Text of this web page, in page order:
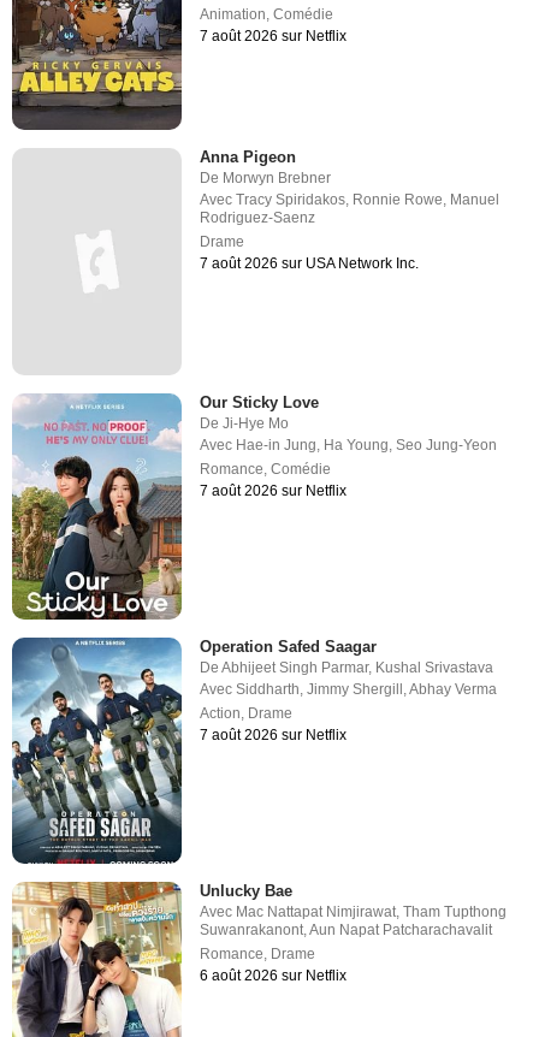
Animation,Comédie
7 août 2026 sur Netflix
Anna Pigeon
De Morwyn Brebner
AvecTracy Spiridakos, Ronnie Rowe, Manuel
Rodriguez-Saenz
Drame
7 août 2026 sur USA Network Inc.
Our Sticky Love
DeJi-Hye Mo
Avec Hae-in Jung Ha Young ,Seo Jung-Yeon
Romance ,Comédie
7 août 2026 sur Netflix
Operation Safed Saagar
DeAbhijeet Singh Parmar, Kushal Srivastava
AvecSiddharth,Jimmy Shergill,Abhay Verma
Action, Drame
7 août 2026 sur Netflix
Unlucky Bae
Avec Mac Nattapat Nimjirawat,Tham Tupthong
Suwanrakanont,Aun Napat Patcharachavalit
Romance, Drame
6 août 2026 sur Netflix